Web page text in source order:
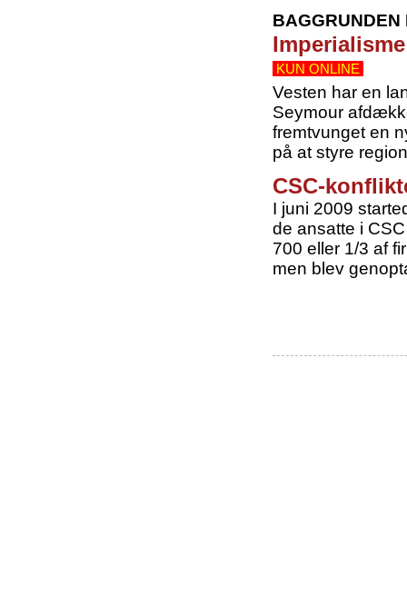
BAGGRUNDEN
KUN ONLINE
Vesten har en
Seymour
fremtvunget en
på at styre
CSC-
I juni 2009
de ansatte i
700 eller 1/3 af
men blev